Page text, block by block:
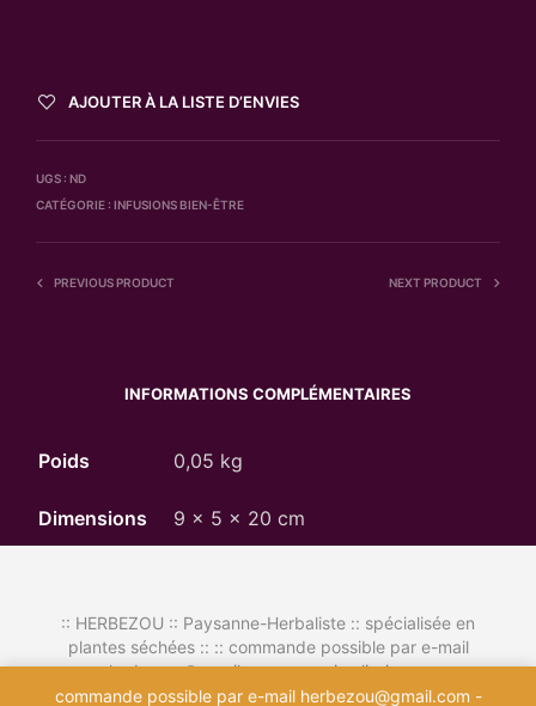
commande possible par e-mail herbezou@gmail.com -
AJOUTER À LA LISTE D’ENVIES
UGS : ND
CATÉGORIE : INFUSIONS BIEN-ÊTRE
PREVIOUS PRODUCT NEXT PRODUCT
INFORMATIONS COMPLÉMENTAIRES
Poids 0,05 kg
Dimensions 9 × 5 × 20 cm
:: HERBEZOU :: Paysanne-Herbaliste :: spécialisée en
plantes séchées :: :: commande possible par e-mail
herbezou@gmail.com - envoi colissimo ::